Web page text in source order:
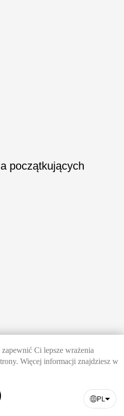
początkujących
potrzebuje strategii
Ci lepsze wrażenia
Więcej informacji znajdziesz w
PL